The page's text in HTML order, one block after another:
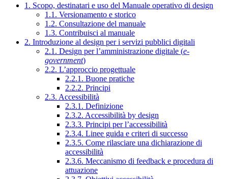
1. Scopo, destinatari e uso del Manuale operativo di design
1.1. Versionamento e storico
1.2. Consultazione del manuale
1.3. Contribuisci al manuale
2. Introduzione al design per i servizi pubblici digitali
2.1. Design per l’amministrazione digitale (e-
government)
2.2. L’approccio progettuale
2.2.1. Buone pratiche
2.2.2. Principi
2.3. Accessibilità
2.3.1. Definizione
2.3.2. Accessibilità by design
2.3.3. Principi per l’accessibilità
2.3.4. Linee guida e criteri di successo
2.3.5. Come rilasciare una dichiarazione di
accessibilità
2.3.6. Meccanismo di feedback e procedura di
attuazione